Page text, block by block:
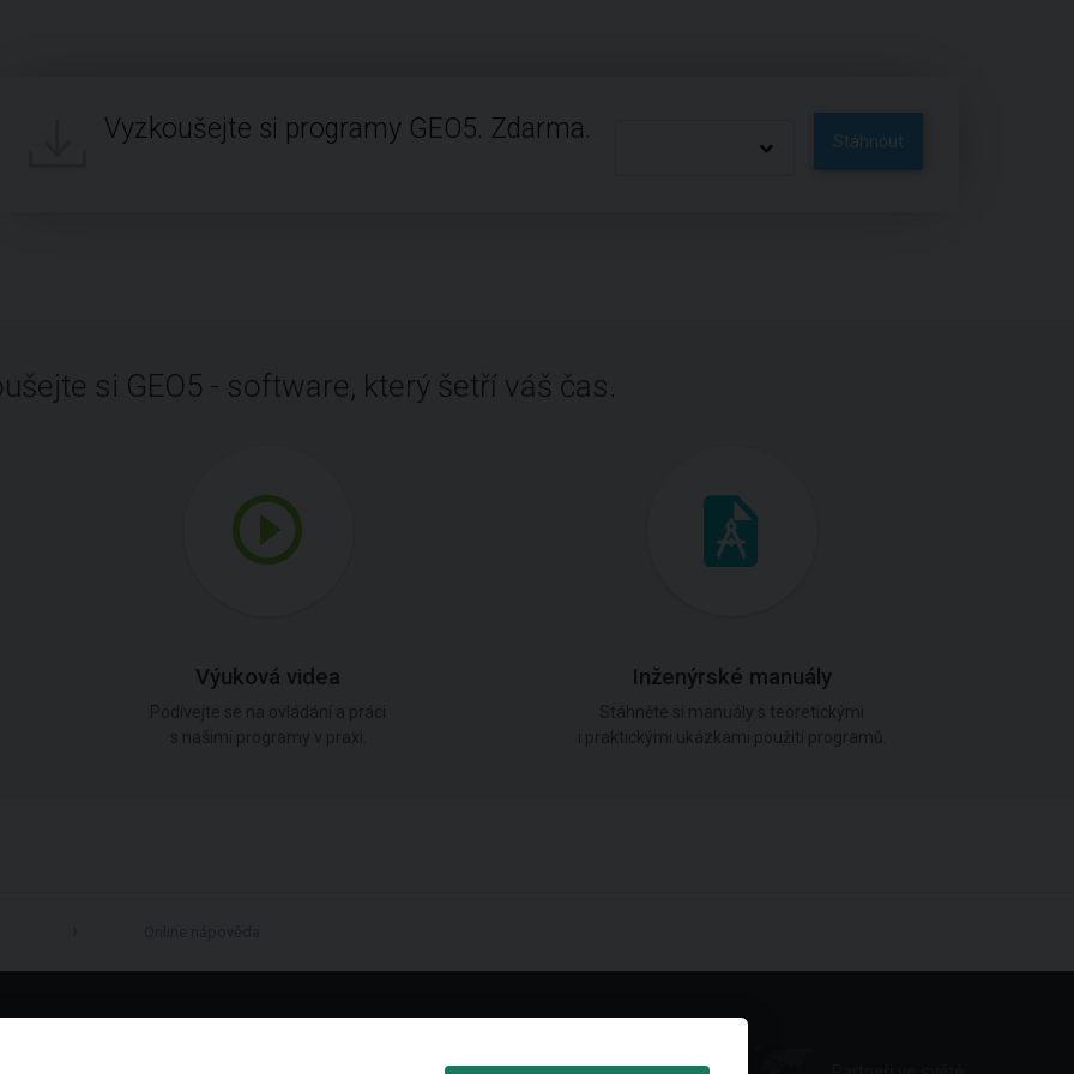
Vyzkoušejte si programy GEO5. Zdarma. Stáhnout
si GEO5 - software, který šetří váš čas.
Výuková videa Inženýrské manuály